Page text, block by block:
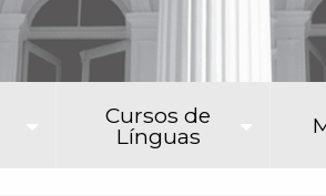
Cursos de
Línguas